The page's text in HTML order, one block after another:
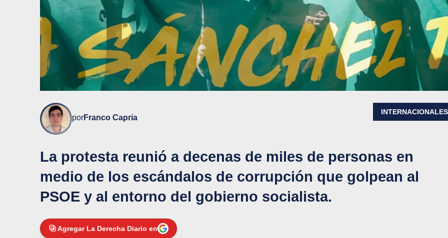
porFranco Capria
INTERNACIONALES
La protesta reunió a decenas de miles de personas en
medio de los escándalos de corrupción que golpean al
PSOE y al entorno del gobierno socialista.
Agregar La Derecha Diario en